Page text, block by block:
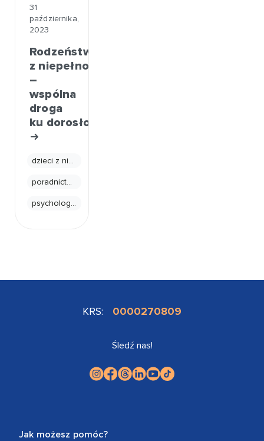
31
października,
2023
Rodzeństwo
z niepełnosprawnością
–
wspólna
droga
ku dorosłości
dzieci z niepełnosprawnościami
poradnictwo
psychologia
KRS: 0000270809
Śledź nas!
Jak możesz pomóc?